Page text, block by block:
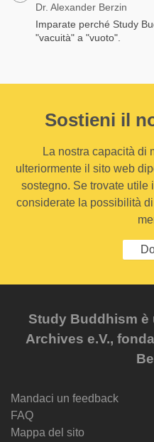
Dr. Alexander Berzin
Imparate perché Study
"vacuità" a "vuoto".
Sostieni il
La nostra capacità di
ulteriormente il sito web
sostegno. Se trovate utile
considerate la possibilità
Study Buddhism è
Archives e.V.,
Mandaci un feedback
FAQ
Mappa del sito